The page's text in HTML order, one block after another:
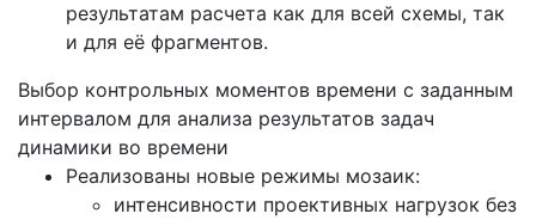
результатам расчета как для всей схемы, так
и для её фрагментов.
Выбор контрольных моментов времени с заданным
интервалом для анализа результатов задач
динамики во времени
Реализованы новые режимы мозаик:
интенсивности проективных нагрузок без